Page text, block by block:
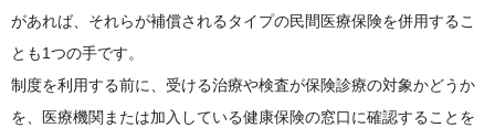
があれば、それらが補償されるタイプの民間医療保険を併用するこ
とも1つの手です。
制度を利用する前に、受ける治療や検査が保険診療の対象かどうか
を、医療機関または加入している健康保険の窓口に確認することを